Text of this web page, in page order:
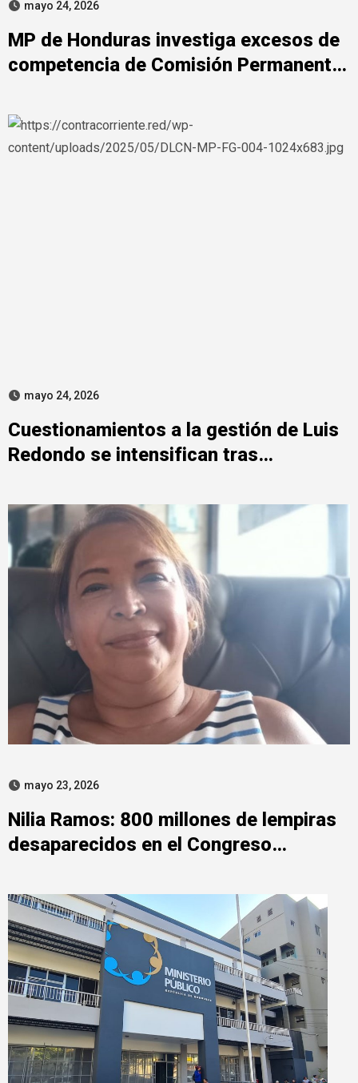
mayo 24, 2026
MP de Honduras investiga excesos de
competencia de Comisión Permanente
mayo 24, 2026
Cuestionamientos a la gestión de Luis
Redondo se intensifican tras
mayo 23, 2026
Nilia Ramos: 800 millones de lempiras
desaparecidos en el Congreso